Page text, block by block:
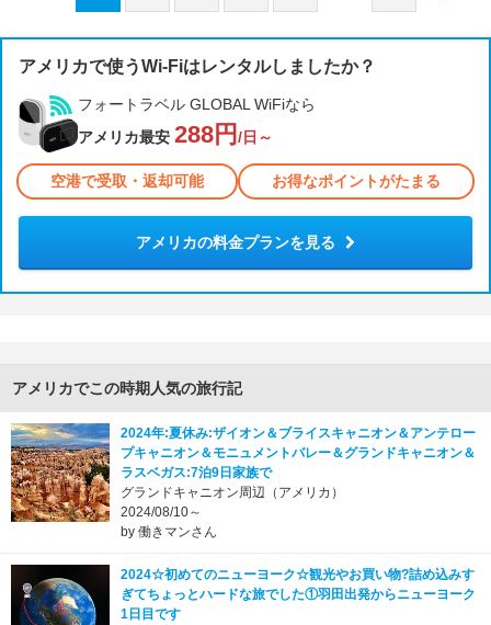
アメリカで使うWi-Fiはレンタルしましたか？
フォートラベル GLOBAL WiFiなら
アメリカ最安 288円 /日～
空港で受取・返却可能 お得なポイントがたまる
アメリカの料金プランを見る
アメリカでこの時期人気の旅行記
2024年:夏休み:ザイオン＆ブライスキャニオン＆アンテロー
プキャニオン＆モニュメントバレー＆グランドキャニオン＆
ラスベガス:7泊9日家族で
グランドキャニオン周辺（アメリカ）
2024/08/10～
by 働きマンさん
2024☆初めてのニューヨーク☆観光やお買い物?詰め込みす
ぎてちょっとハードな旅でした①羽田出発からニューヨーク
1日目です